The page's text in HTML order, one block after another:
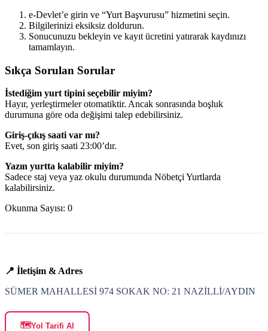
e-Devlet’e girin ve “Yurt Başvurusu” hizmetini seçin.
Bilgilerinizi eksiksiz doldurun.
Sonucunuzu bekleyin ve kayıt ücretini yatırarak kaydınızı
tamamlayın.
Sıkça Sorulan Sorular
İstediğim yurt tipini seçebilir miyim?
Hayır, yerleştirmeler otomatiktir. Ancak sonrasında boşluk
durumuna göre oda değişimi talep edebilirsiniz.
Giriş-çıkış saati var mı?
Evet, son giriş saati 23:00’dır.
Yazın yurtta kalabilir miyim?
Sadece staj veya yaz okulu durumunda Nöbetçi Yurtlarda
kalabilirsiniz.
Okunma Sayısı: 0
📍 İletişim & Adres
SÜMER MAHALLESİ 974 SOKAK NO: 21 NAZİLLİ/AYDIN
🗺️Yol Tarifi Al